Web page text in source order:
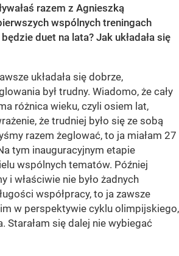
razem z Agnieszką
wspólnych treningach
duet na lata? Jak układała się
układała się dobrze,
był trudny. Wiadomo, że cały
różnica wieku, czyli osiem lat,
że trudniej było się ze sobą
razem żeglować, to ja miałam 27
tym inauguracyjnym etapie
wspólnych tematów. Później
i właściwie nie było żadnych
współpracy, to ja zawsze
w perspektywie cyklu olimpijskiego,
Starałam się dalej nie wybiegać